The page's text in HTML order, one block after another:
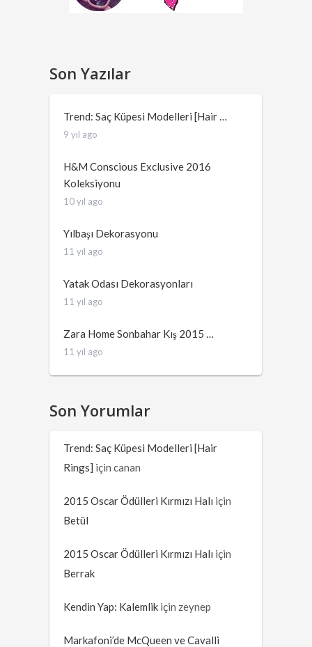
Son Yazılar
Trend: Saç Küpesi Modelleri [Hair …
9 yıl ago
H&M Conscious Exclusive 2016
Koleksiyonu
10 yıl ago
Yılbaşı Dekorasyonu
11 yıl ago
Yatak Odası Dekorasyonları
11 yıl ago
Zara Home Sonbahar Kış 2015 …
11 yıl ago
Son Yorumlar
Trend: Saç Küpesi Modelleri [Hair
Rings] içincanan
2015 Oscar Ödülleri Kırmızı Halı için
Betül
2015 Oscar Ödülleri Kırmızı Halı için
Berrak
Kendin Yap: Kalemlik için zeynep
Markafoni’de McQueen ve Cavalli